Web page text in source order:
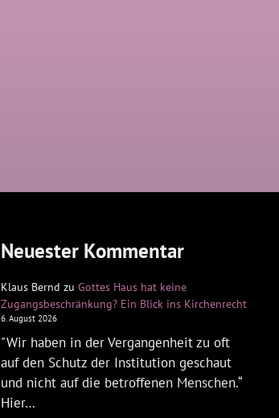
Neuester Kommentar
Klaus Bernd zu Gottes Haus hat keine
Zugangsbeschränkung? Ein Blick ins Kirchenrecht
6. August 2026
"Wir haben in der Vergangenheit zu oft
auf den Schutz der Institution geschaut
und nicht auf die betroffenen Menschen.“
Hier…